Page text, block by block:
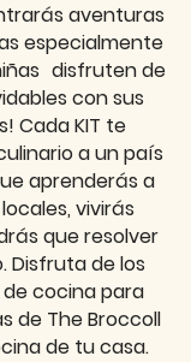
aventuras
especialmente
disfruten de
con sus
Cada KIT te
a un país
aprenderás a
vivirás
que resolver
Disfruta de los
cocina para
de The Broccoll
de tu casa.